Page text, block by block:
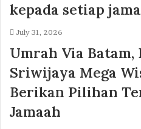
kepada setiap
July 31, 2026
Umrah Via
Sriwijaya Mega
Berikan Pilihan
Jamaah